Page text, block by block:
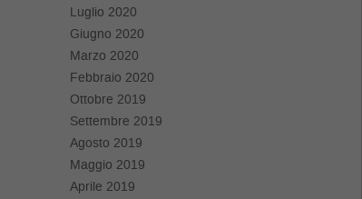
Luglio 2020
Giugno 2020
Marzo 2020
Febbraio 2020
Ottobre 2019
Settembre 2019
Agosto 2019
Maggio 2019
Aprile 2019